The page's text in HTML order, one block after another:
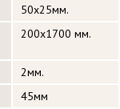
50х25мм.
200х1700 мм.
2мм.
45мм